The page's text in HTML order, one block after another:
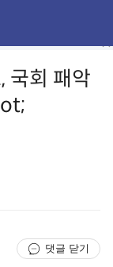
국회 패악
댓글 닫기